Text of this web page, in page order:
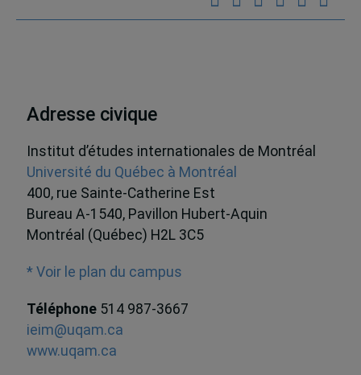
Adresse civique
Institut d’études internationales de Montréal
Université du Québec à Montréal
400, rue Sainte-Catherine Est
Bureau A-1540, Pavillon Hubert-Aquin
Montréal (Québec) H2L 3C5
* Voir le plan du campus
Téléphone 514 987-3667
ieim@uqam.ca
www.uqam.ca